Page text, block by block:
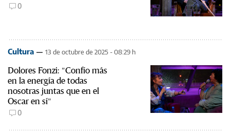
0
Cultura 13 de octubre de 2025 - 08:29 h
Dolores Fonzi: "Confío más
en la energía de todas
nosotras juntas que en el
Oscar en sí"
0